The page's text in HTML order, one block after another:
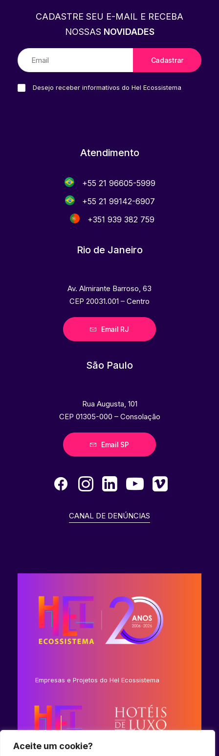
Aceite um cookie?
CADASTRE SEU E-MAIL E RECEBA
NOSSAS NOVIDADES
Desejo receber informativos do Hel Ecossistema
Atendimento
+55 21 96605-5999
+55 21 99142-6907
+351 939 382 759
Rio de Janeiro
Av. Almirante Barroso, 63
CEP 20031.001 – Centro
Email RJ
São Paulo
Rua Augusta, 101
CEP 01305-000 – Consolação
Email SP
CANAL DE DENÚNCIAS
Empresas e Projetos do Hel Ecossistema